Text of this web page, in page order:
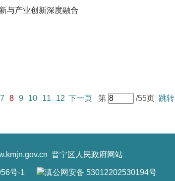
与产业创新深度融合
7 8 9 10 11 12 下一页 第 /55页 跳转
晋宁区人民政府网站
号-1 滇公网安备 53012202530194号